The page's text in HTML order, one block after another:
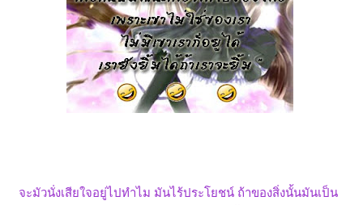
​
จะมัวนั่งเสียใจอยู่ไปทำไม มันไร้ประโยชน์ ถ้าของสิ่งนั้นมันเป็น